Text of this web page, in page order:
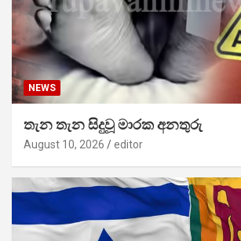
NEWS
තැන තැන සිදුවූ මාරක අනතුරු
August 10, 2026 editor